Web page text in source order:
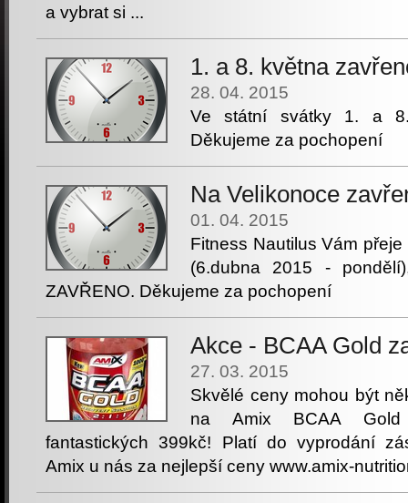
a vybrat si ...
1. a 8. května
28. 04. 2015
Ve státní svátky 1. a
Děkujeme za pochopení
Na Velikonoce
01. 04. 2015
Fitness Nautilus Vám
(6.dubna 2015 -
ZAVŘENO. Děkujeme za pochopení
Akce - BCAA Gold
27. 03. 2015
Skvělé ceny mohou být
na Amix BCAA
fantastických 399kč! Platí do vyprodání
Amix u nás za nejlepší ceny www.amix-